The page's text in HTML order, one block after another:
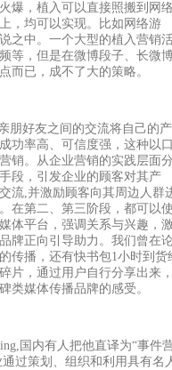
爆，植入可以直接照搬到网
，均可以实现。比如网络游
之中。一个大型的植入营销
等，但是在微博段子、长微
而已，成不了大的策略。
朋好友之间的交流将自己的
功率高、可信度强，这种以
销。从企业营销的实践层面
段，引发企业的顾客对其产
流,并激励顾客向其周边人群
在第二、第三阶段，都可以
体平台，强调关系与兴趣，
牌正向引导助力。我们曾在
传播，还有快书包1小时到货
片，通过用户自行分享出来
类媒体传播品牌的感受。
国内有人把他直译为“事件
过策划、组织和利用具有名